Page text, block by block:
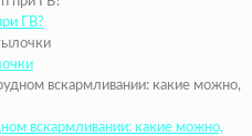
ГВ?
вскармливании: какие можно,